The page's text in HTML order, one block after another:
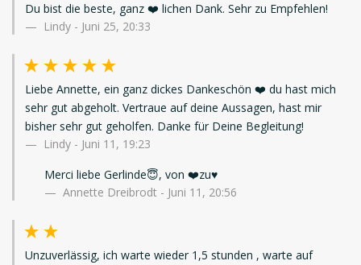
Du bist die beste, ganz ❤️ lichen Dank. Sehr zu Empfehlen!
Lindy - Juni 25, 20:33
Liebe Annette, ein ganz dickes Dankeschön ❤️ du hast mich
sehr gut abgeholt. Vertraue auf deine Aussagen, hast mir
bisher sehr gut geholfen. Danke für Deine Begleitung!
Lindy - Juni 11, 19:23
Merci liebe Gerlinde😇, von ❤️zu♥️
Annette Dreibrodt - Juni 11, 20:56
Unzuverlässig, ich warte wieder 1,5 stunden , warte auf